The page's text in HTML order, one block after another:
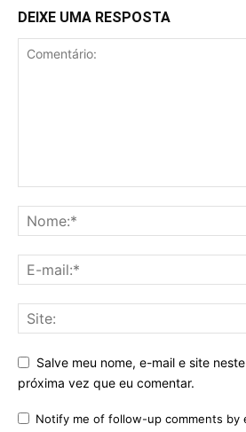
DEIXE UMA RESPOSTA
Salve meu nome, e-mail e site
próxima vez que eu comentar.
Notify me of follow-up comments by